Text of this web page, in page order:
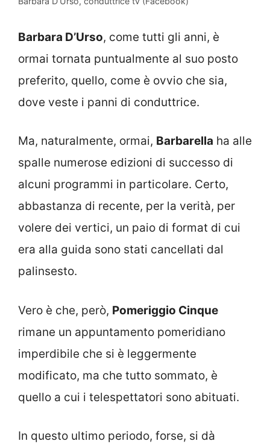
Barbara D’Urso, come tutti gli anni, è
ormai tornata puntualmente al suo posto
preferito, quello, come è ovvio che sia,
dove veste i panni di conduttrice.
Ma, naturalmente, ormai, Barbarella ha alle
spalle numerose edizioni di successo di
alcuni programmi in particolare. Certo,
abbastanza di recente, per la verità, per
volere dei vertici, un paio di format di cui
era alla guida sono stati cancellati dal
palinsesto.
Vero è che, però, Pomeriggio Cinque
rimane un appuntamento pomeridiano
imperdibile che si è leggermente
modificato, ma che tutto sommato, è
quello a cui i telespettatori sono abituati.
In questo ultimo periodo, forse, si dà